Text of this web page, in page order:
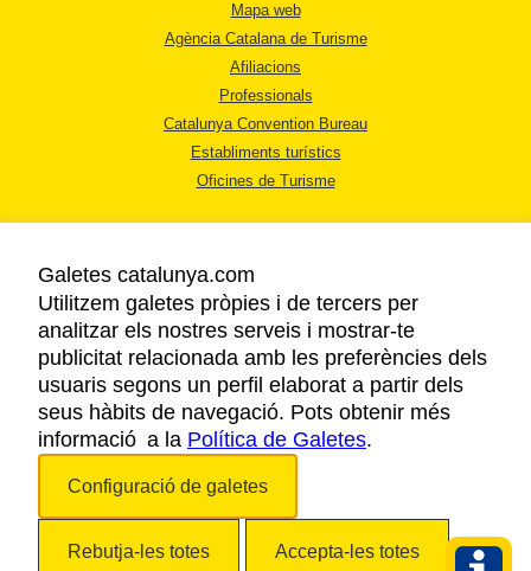
Mapa web
Agència Catalana de Turisme
Afiliacions
Professionals
Catalunya Convention Bureau
Establiments turístics
Oficines de Turisme
AVÍS LEGAL
POLÍTICA DE PRIVACITAT
COOKIES
ACCESSIBILITAT
Galetes catalunya.com
Utilitzem galetes pròpies i de tercers per
analitzar els nostres serveis i mostrar-te
publicitat relacionada amb les preferències dels
usuaris segons un perfil elaborat a partir dels
seus hàbits de navegació. Pots obtenir més
informació a la Política de Galetes.
Configuració de galetes
Rebutja-les totes Accepta-les totes